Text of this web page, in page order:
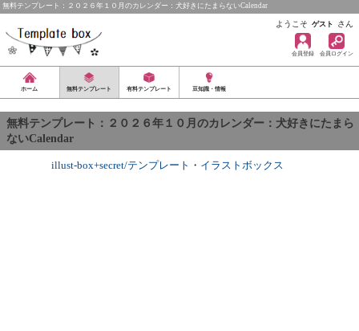
無料テンプレート：２０２６年１０月のカレンダー：犬好きにたまらないCalendar
ようこそ ゲスト さん
会員登録 会員ログイン
ホーム 無料テンプレート 有料テンプレート 豆知識・情報
無料テンプレート：２０２６年１０月のカレンダー：犬好きにたまら
ないCalendar
illust-box+secret/テンプレート ・ イラストボックス